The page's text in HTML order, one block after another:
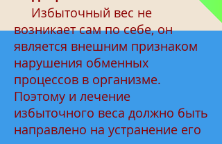
Избыточный вес не
возникает сам по себе, он
является внешним признаком
нарушения обменных
процессов в организме.
Поэтому и лечение
избыточного веса должно быть
направлено на устранение его